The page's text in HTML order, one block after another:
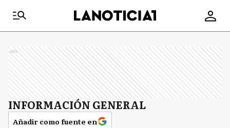
Ads
INFORMACIÓN GENERAL
Añadir como fuente en